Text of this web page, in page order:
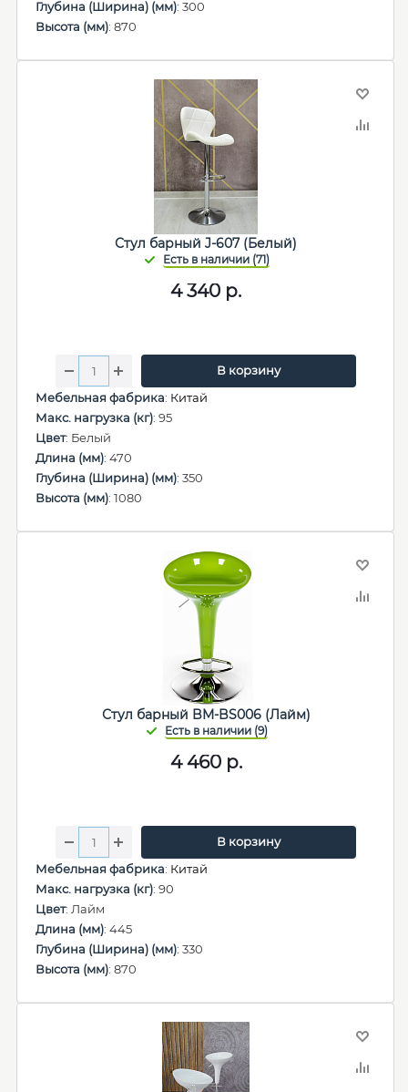
Глубина (Ширина) (мм): 300
Высота (мм): 870
Стул барный J-607 (Белый)
4 340 р.
В корзину
Мебельная фабрика: Китай
Макс. нагрузка (кг): 95
Цвет: Белый
Длина (мм): 470
Глубина (Ширина) (мм): 350
Высота (мм): 1080
Стул барный BM-BS006 (Лайм)
4 460р.
В корзину
Мебельная фабрика: Китай
Макс. нагрузка (кг): 90
Цвет: Лайм
Длина (мм): 445
Глубина (Ширина) (мм): 330
Высота (мм): 870